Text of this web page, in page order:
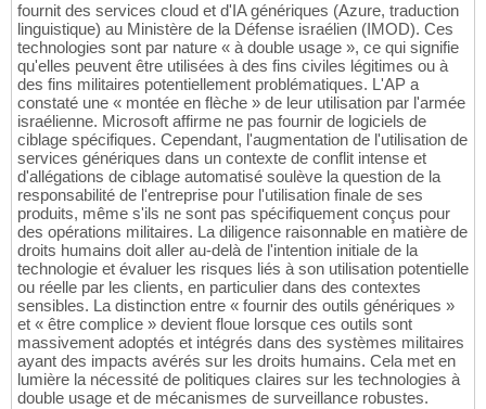
fournit des services cloud et d'IA génériques (Azure, traduction
linguistique) au Ministère de la Défense israélien (IMOD). Ces
technologies sont par nature « à double usage », ce qui signifie
qu'elles peuvent être utilisées à des fins civiles légitimes ou à
des fins militaires potentiellement problématiques. L'AP a
constaté une « montée en flèche » de leur utilisation par l'armée
israélienne. Microsoft affirme ne pas fournir de logiciels de
ciblage spécifiques. Cependant, l'augmentation de l'utilisation de
services génériques dans un contexte de conflit intense et
d'allégations de ciblage automatisé soulève la question de la
responsabilité de l'entreprise pour l'utilisation finale de ses
produits, même s'ils ne sont pas spécifiquement conçus pour
des opérations militaires. La diligence raisonnable en matière de
droits humains doit aller au-delà de l'intention initiale de la
technologie et évaluer les risques liés à son utilisation potentielle
ou réelle par les clients, en particulier dans des contextes
sensibles. La distinction entre « fournir des outils génériques »
et « être complice » devient floue lorsque ces outils sont
massivement adoptés et intégrés dans des systèmes militaires
ayant des impacts avérés sur les droits humains. Cela met en
lumière la nécessité de politiques claires sur les technologies à
double usage et de mécanismes de surveillance robustes.